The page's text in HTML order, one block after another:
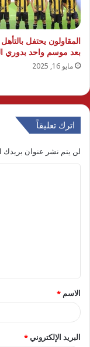
المقاولون يحتفل بالتأهل
بعد موسم واحد بدوري
مايو 16, 2025
اترك تعليقاً
لن يتم نشر عنوان بريدك
ق
*
الاسم *
البريد الإلكتروني*